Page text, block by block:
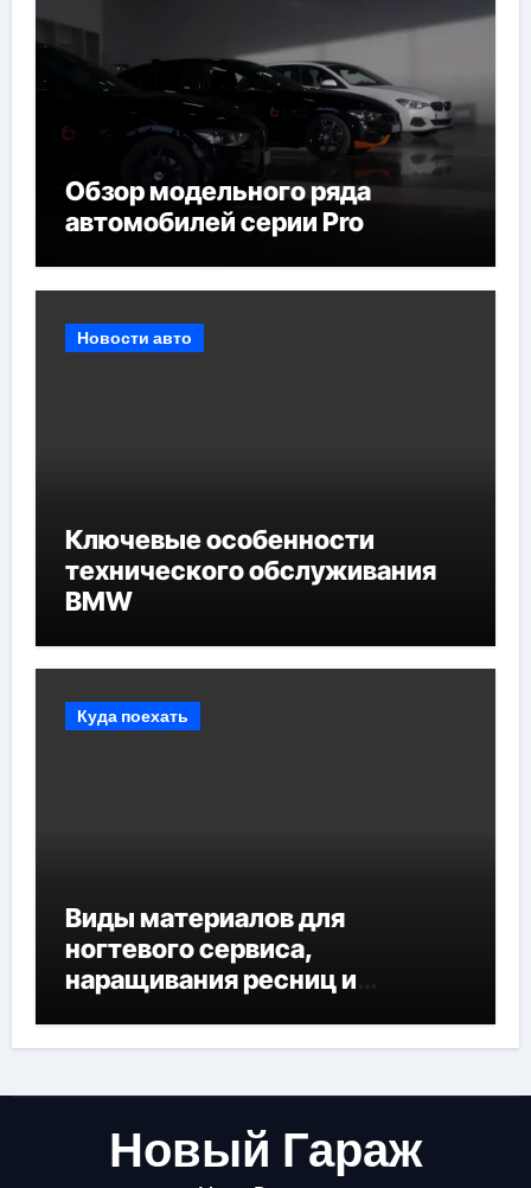
Обзор модельного ряда
автомобилей серии Pro
Новости авто
Ключевые особенности
технического обслуживания
BMW
Куда поехать
Виды материалов для
ногтевого сервиса,
наращивания ресниц и
Новый Гараж